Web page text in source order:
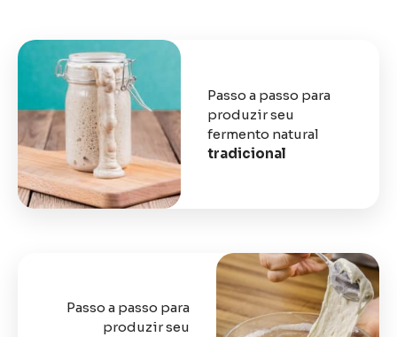
Passo a passo para
produzir seu
fermento natural
tradicional
Passo a passo para
produzir seu